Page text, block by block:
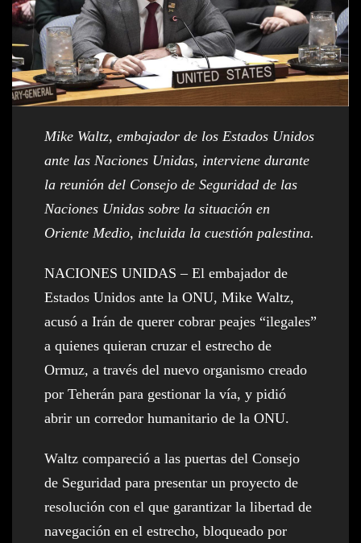
Mike Waltz, embajador de los Estados Unidos
ante las Naciones Unidas, interviene durante
la reunión del Consejo de Seguridad de las
Naciones Unidas sobre la situación en
Oriente Medio, incluida la cuestión palestina.
NACIONES UNIDAS – El embajador de
Estados Unidos ante la ONU, Mike Waltz,
acusó a Irán de querer cobrar peajes “ilegales”
a quienes quieran cruzar el estrecho de
Ormuz, a través del nuevo organismo creado
por Teherán para gestionar la vía, y pidió
abrir un corredor humanitario de la ONU.
Waltz compareció a las puertas del Consejo
de Seguridad para presentar un proyecto de
resolución con el que garantizar la libertad de
navegación en el estrecho, bloqueado por